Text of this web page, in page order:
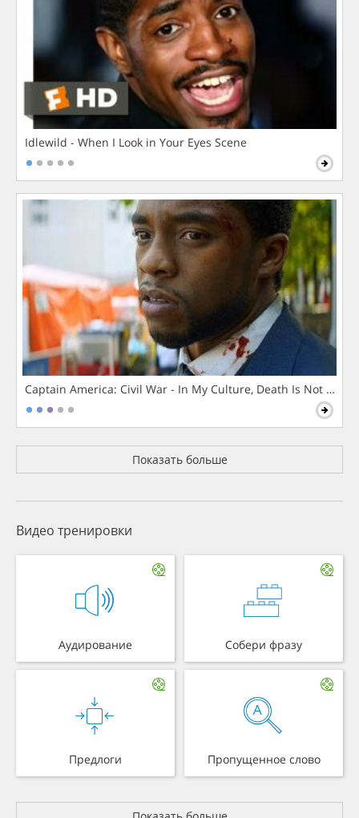
Idlewild - When I Look in Your Eyes Scene
Captain America: Civil War - In My Culture, Death Is Not The
Показать больше
Видео тренировки
Аудирование Собери фразу
Предлоги Пропущенное слово